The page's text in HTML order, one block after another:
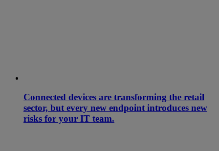
Connected devices are transforming the retail
sector, but every new endpoint introduces new
risks for your IT team.